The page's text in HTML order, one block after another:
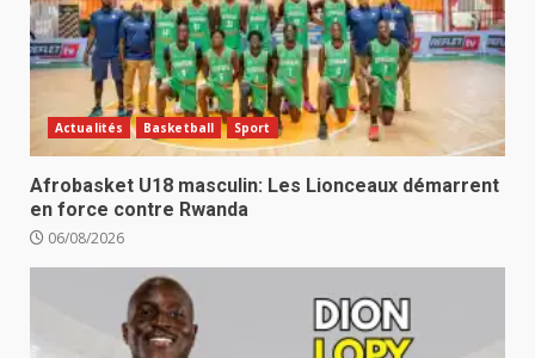
Actualités Basketball Sport
Afrobasket U18 masculin: Les Lionceaux démarrent
en force contre Rwanda
06/08/2026